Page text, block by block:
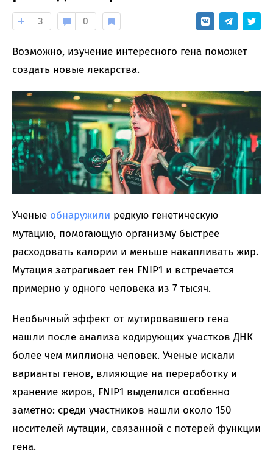
3 0
Возможно, изучение интересного гена поможет
создать новые лекарства.
Ученые обнаружили редкую генетическую
мутацию, помогающую организму быстрее
расходовать калории и меньше накапливать жир.
Мутация затрагивает ген FNIP1 и встречается
примерно у одного человека из 7 тысяч.
Необычный эффект от мутировавшего гена
нашли после анализа кодирующих участков ДНК
более чем миллиона человек. Ученые искали
варианты генов, влияющие на переработку и
хранение жиров, FNIP1 выделился особенно
заметно: среди участников нашли около 150
носителей мутации, связанной с потерей функции
гена.